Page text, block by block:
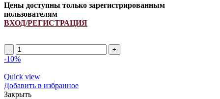
Цены доступны только зарегистрированным
пользователям
ВХОД/РЕГИСТРАЦИЯ
Ремень
667681.0/
INDFORCE
quantity
-10%
Quick view
Добавить в избранное
Закрыть